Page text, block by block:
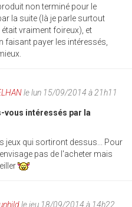
non terminé pour le
la suite (là je parle surtout
vraiment foireux), et
faisant payer les intéressés,
le lun 15/09/2014 à 21h11
vous intéressés par la
jeux qui sortiront dessus... Pour
pas de l'acheter mais
le jeu 18/09/2014 à 14h22